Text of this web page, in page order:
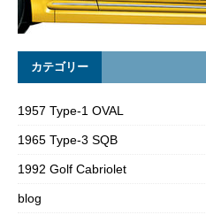
カテゴリー
1957 Type-1 OVAL
1965 Type-3 SQB
1992 Golf Cabriolet
blog